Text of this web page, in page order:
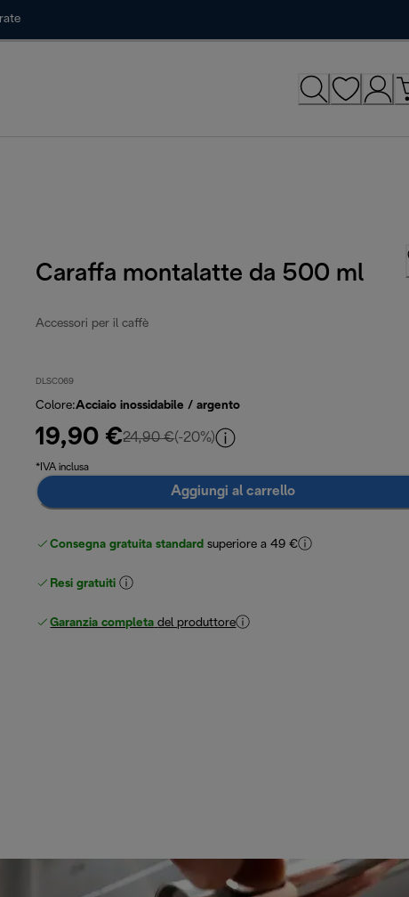
Caraffa montalatte da 500 ml
Accessori per il caffè
DLSC069
Colore:Acciaio inossidabile / argento
19,90 €24,90 €prezzo originale 24,90 €
(-20%)
*IVA inclusa
Aggiungi al carrello
Consegna gratuita standard superiore a 49 €
Resi gratuiti
Garanzia completa del produttore